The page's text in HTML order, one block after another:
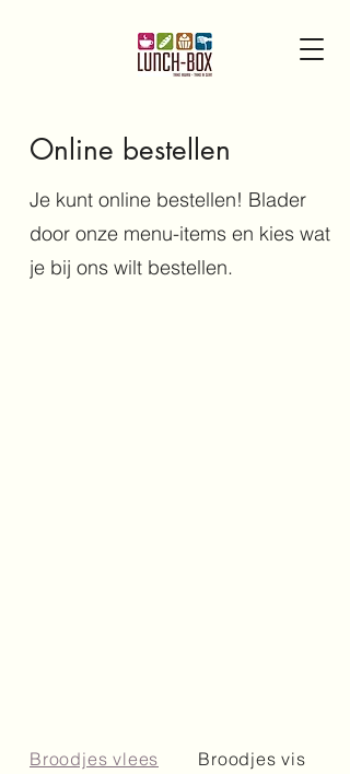
Online bestellen
Je kunt online bestellen! Blader
door onze menu-items en kies wat
je bij ons wilt bestellen.
Broodjes vlees Broodjes vis